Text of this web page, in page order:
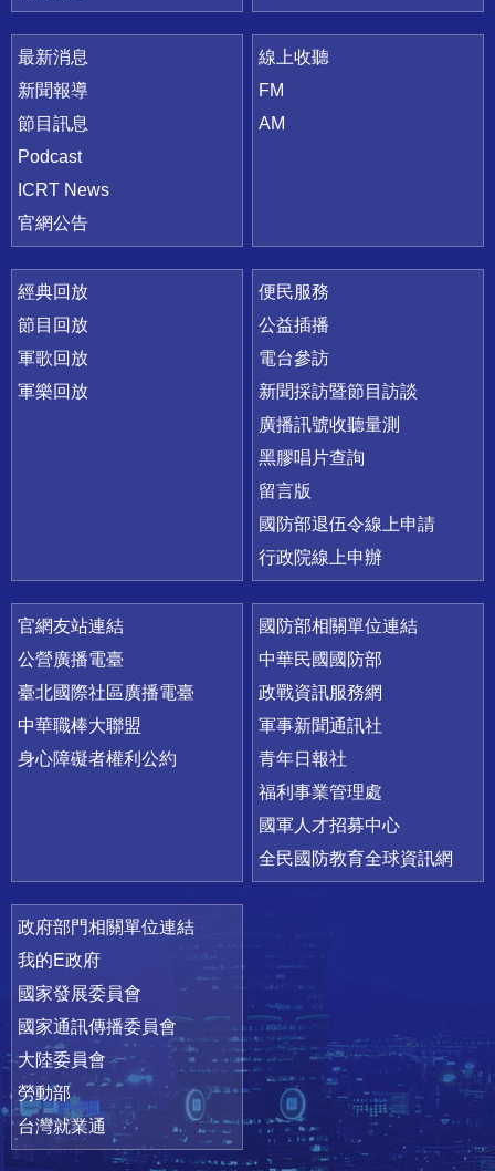
最新消息
新聞報導
節目訊息
Podcast
ICRT News
官網公告
線上收聽
FM
AM
經典回放
節目回放
軍歌回放
軍樂回放
便民服務
公益插播
電台參訪
新聞採訪暨節目訪談
廣播訊號收聽量測
黑膠唱片查詢
留言版
國防部退伍令線上申請
行政院線上申辦
官網友站連結
公營廣播電臺
臺北國際社區廣播電臺
中華職棒大聯盟
身心障礙者權利公約
國防部相關單位連結
中華民國國防部
政戰資訊服務網
軍事新聞通訊社
青年日報社
福利事業管理處
國軍人才招募中心
全民國防教育全球資訊網
政府部門相關單位連結
我的E政府
國家發展委員會
國家通訊傳播委員會
大陸委員會
勞動部
台灣就業通